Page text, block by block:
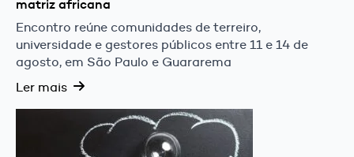
matriz africana
Encontro reúne comunidades de terreiro,
universidade e gestores públicos entre 11 e 14 de
agosto, em São Paulo e Guararema
Ler mais